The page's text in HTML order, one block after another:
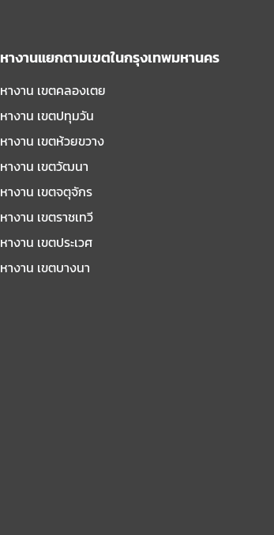
หางานแยกตามเขตในกรุงเทพมหานคร
หางาน เขตคลองเตย
หางาน เขตปทุมวัน
หางาน เขตห้วยขวาง
หางาน เขตวัฒนา
หางาน เขตจตุจักร
หางาน เขตราชเทวี
หางาน เขตประเวศ
หางาน เขตบางนา